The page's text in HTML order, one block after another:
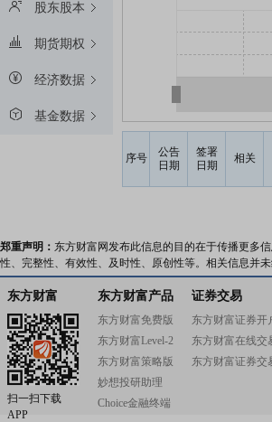
股东股本
期货期权
经济数据
基金数据
序号
公告
日期
签署
日期
相关
郑重声明： 东方财富网发布此信息的目的在于传播更多
性、完整性、有效性、及时性、原创性等。相关信息并
东方财富
扫一扫下载
APP
东方财富产品
东方财富免费版
东方财富Level-2
东方财富策略版
妙想投研助理
Choice金融终端
证券交易
东方财富证券开
东方财富在线交
东方财富证券交